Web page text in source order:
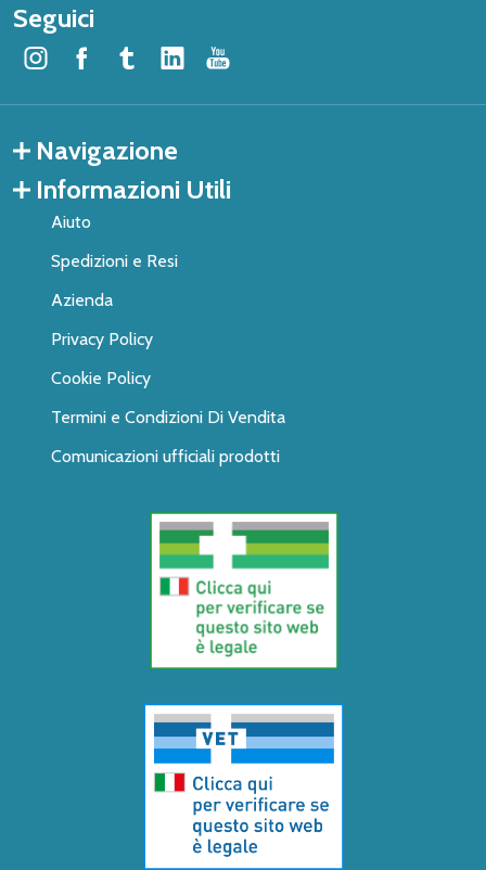
Seguici
Navigazione
Informazioni Utili
Aiuto
Spedizioni e Resi
Azienda
Privacy Policy
Cookie Policy
Termini e Condizioni Di Vendita
Comunicazioni ufficiali prodotti